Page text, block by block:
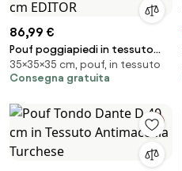
86,99 €
Pouf poggiapiedi in tessuto
patchwork 35x35 cm EDITOR
35×35×35 cm, pouf, in tessuto
Consegna gratuita